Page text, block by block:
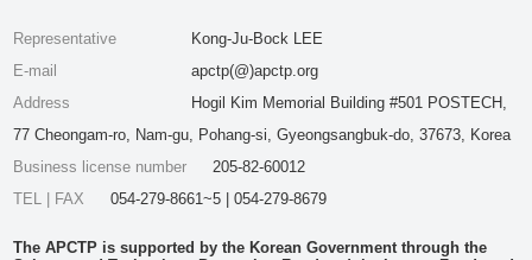
Representative
Kong-Ju-Bock LEE
E-mail
apctp(@)apctp.org
Address
Hogil Kim Memorial Building #501 POSTECH,
77 Cheongam-ro, Nam-gu, Pohang-si, Gyeongsangbuk-do, 37673, Korea
Business license number
205-82-60012
TEL | FAX
054-279-8661~5 | 054-279-8679
The APCTP is supported by the Korean Government through the